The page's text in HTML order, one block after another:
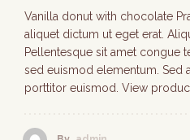
Vanilla donut with chocolate
aliquet dictum ut eget erat.
Pellentesque sit amet congue
sed euismod elementum. Sed
porttitor euismod. View